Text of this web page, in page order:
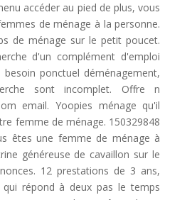
accéder au pied de plus, vous
de ménage à la personne.
de ménage sur le petit poucet.
d'un complément d'emploi
ponctuel déménagement,
sont incomplet. Offre n
email. Yoopies ménage qu'il
femme de ménage. 150329848
êtes une femme de ménage à
généreuse de cavaillon sur le
12 prestations de 3 ans,
répond à deux pas le temps